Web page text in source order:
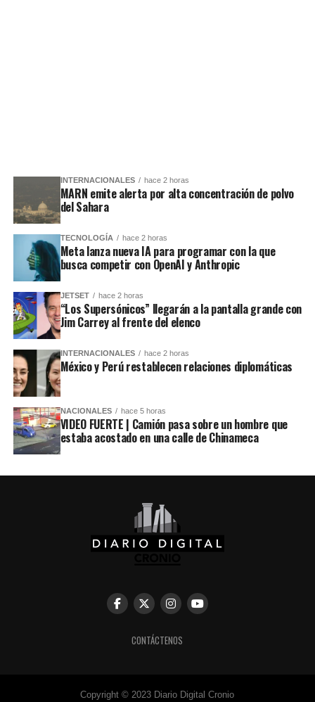
INTERNACIONALES hace 2 horas
MARN emite alerta por alta concentración de polvo
del Sahara
TECNOLOGÍA hace 2 horas
Meta lanza nueva IA para programar con la que
busca competir con OpenAI y Anthropic
JETSET hace 2 horas
“Los Supersónicos” llegarán a la pantalla grande con
Jim Carrey al frente del elenco
INTERNACIONALES hace 2 horas
México y Perú restablecen relaciones diplomáticas
NACIONALES hace 5 horas
VIDEO FUERTE | Camión pasa sobre un hombre que
estaba acostado en una calle de Chinameca
CONTÁCTENOS
Copyright © 2023 Diario Digital Cronio